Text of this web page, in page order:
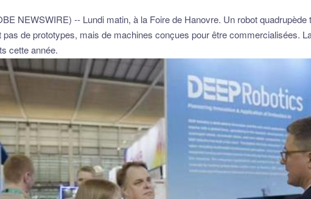
NEWSWIRE) -- Lundi matin, à la Foire de Hanovre. Un robot
de prototypes, mais de machines conçues pour être commercialisées.
cette année.